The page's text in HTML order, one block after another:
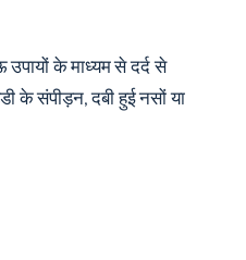
के माध्यम से दर्द से
के संपीड़न, दबी हुई नसों या